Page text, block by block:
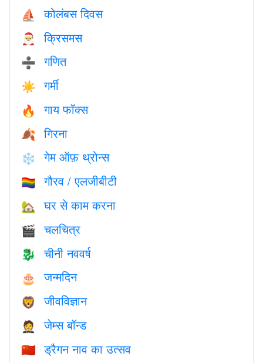
⛵️ कोलंबस दिवस
🎅 क्रिसमस
➗ गणित
☀️ गर्मी
🔥 गाय फॉक्स
🍂 गिरना
❄️ गेम ऑफ़ थ्रोन्स
🏳️‍🌈 गौरव / एलजीबीटी
🏡 घर से काम करना
🎬 चलचित्र
🐉 चीनी नववर्ष
🎂 जन्मदिन
🦁 जीवविज्ञान
🤵 जेम्स बॉन्ड
🇨🇳 ड्रैगन नाव का उत्सव